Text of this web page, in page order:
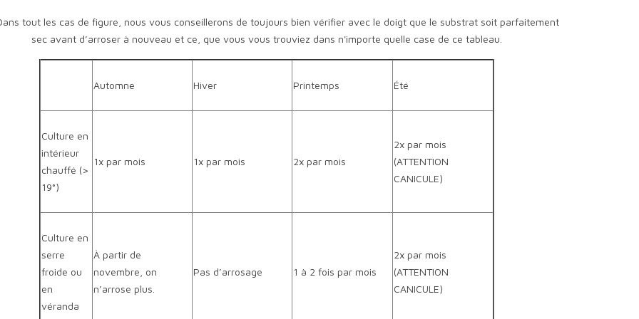
tout les cas de figure, nous vous conseillerons de toujours bien vérifier avec le doigt que le substrat soit parfaitement
sec avant d’arroser à nouveau et ce, que vous vous trouviez dans n'importe quelle case de ce tableau.
Automne Hiver Printemps Été
Culture en
intérieur
chauffé (>
19°)
1x par mois 1x par mois 2x par mois
2x par mois
(ATTENTION
CANICULE)
Culture en
serre
froide ou
en
véranda
À partir de
novembre, on
n’arrose plus.
Pas d’arrosage 1 à 2 fois par mois
2x par mois
(ATTENTION
CANICULE)